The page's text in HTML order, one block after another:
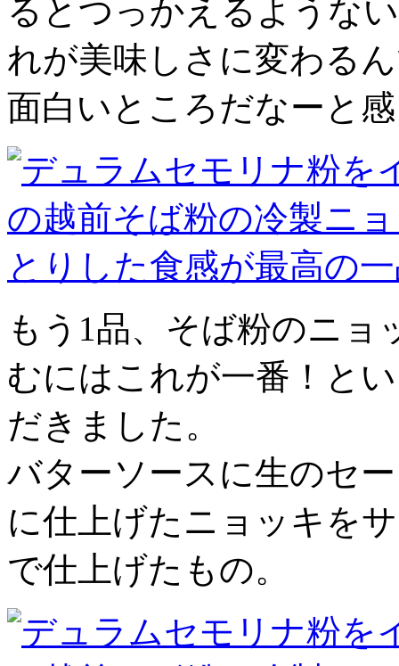
るとつっかえるような
れが美味しさに変わる
面白いところだなーと
もう1品、そば粉のニ
むにはこれが一番！と
だきました。
バターソースに生のセ
に仕上げたニョッキを
で仕上げたもの。